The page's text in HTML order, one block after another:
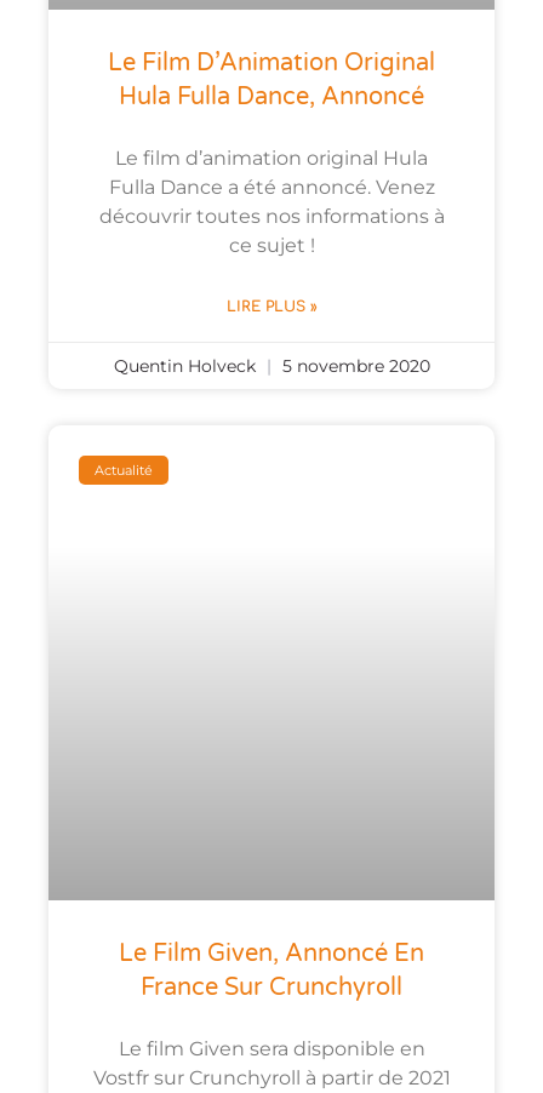
Le Film D’Animation Original
Hula Fulla Dance, Annoncé
Le film d’animation original Hula
Fulla Dance a été annoncé. Venez
découvrir toutes nos informations à
ce sujet !
LIRE PLUS »
Quentin Holveck 5 novembre 2020
Actualité
Le Film Given, Annoncé En
France Sur Crunchyroll
Le film Given sera disponible en
Vostfr sur Crunchyroll à partir de 2021